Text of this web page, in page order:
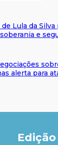
Lula da Silva
e
alerta para